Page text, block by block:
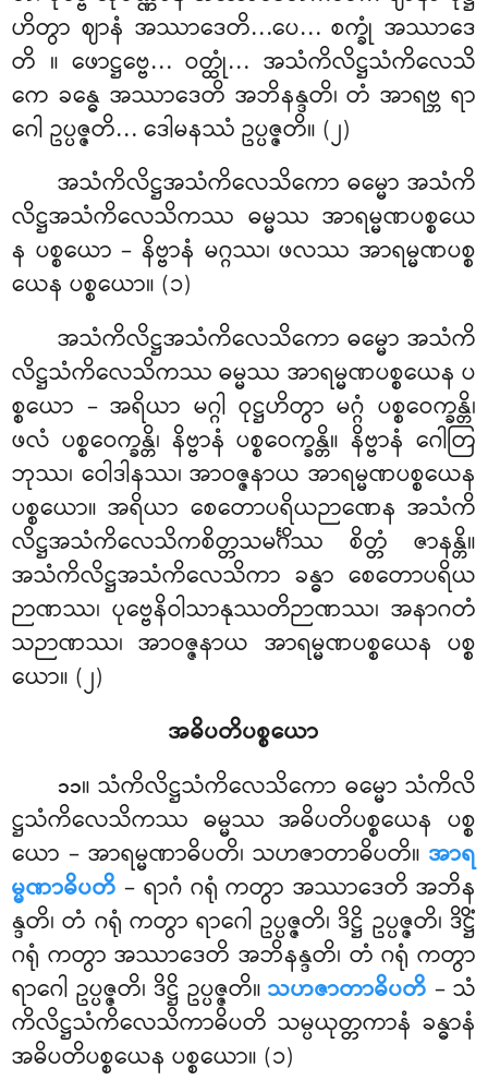
ဟိတွာ ဈာနံ အဿာဒေတိ…ပေ… စက္ခုံ အဿာဒေ
တိ ။ ဖောဋ္ဌဗ္ဗေ… ဝတ္ထုံ… အသံကိလိဋ္ဌသံကိလေသိ
ကေ ခန္ဓေ အဿာဒေတိ အဘိနန္ဒတိ၊ တံ အာရဗ္ဘ ရာ
ဂေါ ဥပ္ပဇ္ဇတိ… ဒေါမနဿံ ဥပ္ပဇ္ဇတိ။ (၂)
အသံကိလိဋ္ဌအသံကိလေသိကော ဓမ္မော အသံကိ
လိဋ္ဌအသံကိလေသိကဿ ဓမ္မဿ အာရမ္မဏပစ္စယေ
န ပစ္စယော – နိဗ္ဗာနံ မဂ္ဂဿ၊ ဖလဿ အာရမ္မဏပစ္စ
ယေန ပစ္စယော။ (၁)
အသံကိလိဋ္ဌအသံကိလေသိကော ဓမ္မော အသံကိ
လိဋ္ဌသံကိလေသိကဿ ဓမ္မဿ အာရမ္မဏပစ္စယေန ပ
စ္စယော – အရိယာ မဂ္ဂါ ဝုဋ္ဌဟိတွာ မဂ္ဂံ ပစ္စဝေက္ခန္တိ၊
ဖလံ ပစ္စဝေက္ခန္တိ၊ နိဗ္ဗာနံ ပစ္စဝေက္ခန္တိ။ နိဗ္ဗာနံ ဂေါတြ
ဘုဿ၊ ဝေါဒါနဿ၊ အာဝဇ္ဇနာယ အာရမ္မဏပစ္စယေန
ပစ္စယော။ အရိယာ စေတောပရိယဉာဏေန အသံကိ
လိဋ္ဌအသံကိလေသိကစိတ္တသမင်္ဂိဿ စိတ္တံ ဇာနန္တိ။
အသံကိလိဋ္ဌအသံကိလေသိကာ ခန္ဓာ စေတောပရိယ
ဉာဏဿ၊ ပုဗ္ဗေနိဝါသာနုဿတိဉာဏဿ၊ အနာဂတံ
သဉာဏဿ၊ အာဝဇ္ဇနာယ အာရမ္မဏပစ္စယေန ပစ္စ
ယော။ (၂)
အဓိပတိပစ္စယော
၁၁။ သံကိလိဋ္ဌသံကိလေသိကော ဓမ္မော သံကိလိ
ဋ္ဌသံကိလေသိကဿ ဓမ္မဿ အဓိပတိပစ္စယေန ပစ္စ
ယော – အာရမ္မဏာဓိပတိ၊ သဟဇာတာဓိပတိ။ အာရ
မ္မဏာဓိပတိ – ရာဂံ ဂရုံ ကတွာ အဿာဒေတိ အဘိန
န္ဒတိ၊ တံ ဂရုံ ကတွာ ရာဂေါ ဥပ္ပဇ္ဇတိ၊ ဒိဋ္ဌိ ဥပ္ပဇ္ဇတိ၊ ဒိဋ္ဌိံ
ဂရုံ ကတွာ အဿာဒေတိ အဘိနန္ဒတိ၊ တံ ဂရုံ ကတွာ
ရာဂေါ ဥပ္ပဇ္ဇတိ၊ ဒိဋ္ဌိ ဥပ္ပဇ္ဇတိ။သဟဇာတာဓိပတိ – သံ
ကိလိဋ္ဌသံကိလေသိကာဓိပတိ သမ္ပယုတ္တကာနံ ခန္ဓာနံ
အဓိပတိပစ္စယေနပစ္စယော။ (၁)